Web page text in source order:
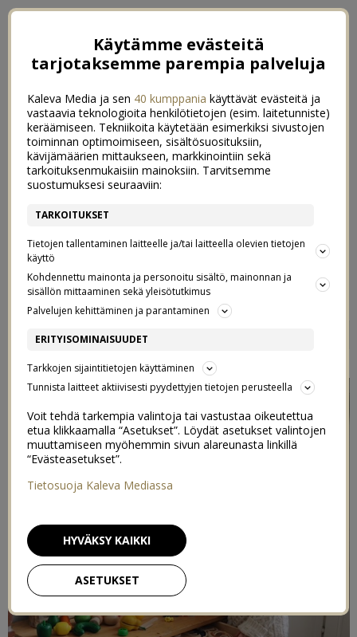
UUSI ELÄMÄNVAIHE ALKOI
Käytämme evästeitä
tarjotaksemme parempia palveluja
Kaleva Media ja sen 40 kumppania käyttävät evästeitä ja
vastaavia teknologioita henkilötietojen (esim. laitetunniste)
keräämiseen. Tekniikoita käytetään esimerkiksi sivustojen
toiminnan optimoimiseen, sisältösuosituksiin,
kävijämäärien mittaukseen, markkinointiin sekä
tarkoituksenmukaisiin mainoksiin. Tarvitsemme
suostumuksesi seuraaviin:
TARKOITUKSET
Tietojen tallentaminen laitteelle ja/tai laitteella olevien tietojen
käyttö
Kohdennettu mainonta ja personoitu sisältö, mainonnan ja
sisällön mittaaminen sekä yleisötutkimus
Palvelujen kehittäminen ja parantaminen
ERITYISOMINAISUUDET
Tarkkojen sijaintitietojen käyttäminen
Tunnista laitteet aktiivisesti pyydettyjen tietojen perusteella
Voit tehdä tarkempia valintoja tai vastustaa oikeutettua
etua klikkaamalla “Asetukset”. Löydät asetukset valintojen
muuttamiseen myöhemmin sivun alareunasta linkillä
“Evästeasetukset”.
Tietosuoja Kaleva Mediassa
ASETUKSET
HYVÄKSY KAIKKI